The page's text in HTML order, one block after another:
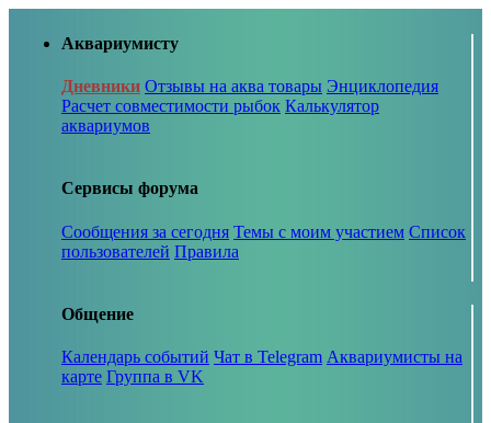
Аквариумисту
Дневники Отзывы на аква товары Энциклопедия
Расчет совместимости рыбок Калькулятор
аквариумов
Сервисы форума
Сообщения за сегодня Темы с моим участием Список
пользователей Правила
Общение
Календарь событий Чат в Telegram Аквариумисты на
карте Группа в VK